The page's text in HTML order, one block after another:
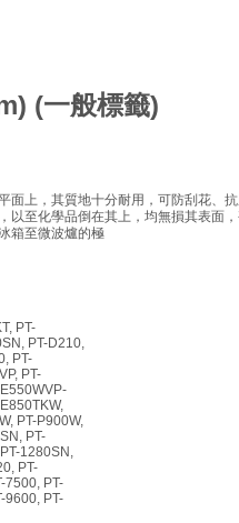
(一般標籤)
面上，其質地十分耐用，可防刮花、
以至化學品倒在其上，均無損其表面
箱至微波爐的極
PT-
PT-D210,
PT-
PT-
PT-P900W,
PT-
1280SN,
PT-
7500, PT-
9600, PT-